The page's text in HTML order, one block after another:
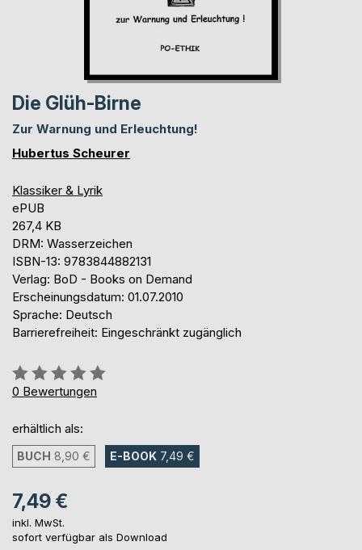
Die Glüh-Birne
Zur Warnung und Erleuchtung!
Hubertus Scheurer
Klassiker & Lyrik
ePUB
267,4 KB
DRM: Wasserzeichen
ISBN-13: 9783844882131
Verlag: BoD - Books on Demand
Erscheinungsdatum: 01.07.2010
Sprache: Deutsch
Barrierefreiheit: Eingeschränkt zugänglich
Bewertung::
0%
0 Bewertungen
erhältlich als:
BUCH 8,90 € E-BOOK 7,49 €
7,49 €
inkl. MwSt.
sofort verfügbar als Download